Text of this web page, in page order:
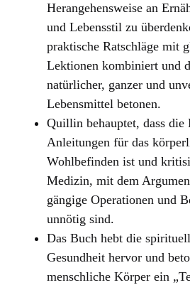
Herangehensweise an
und Lebensstil zu
praktische Ratschläge mit
Lektionen kombiniert und
natürlicher, ganzer und
Lebensmittel betonen.
Quillin behauptet, dass die
Anleitungen für das
Wohlbefinden ist und
Medizin, mit dem
gängige Operationen und
unnötig sind.
Das Buch hebt die
Gesundheit hervor und
menschliche Körper ein